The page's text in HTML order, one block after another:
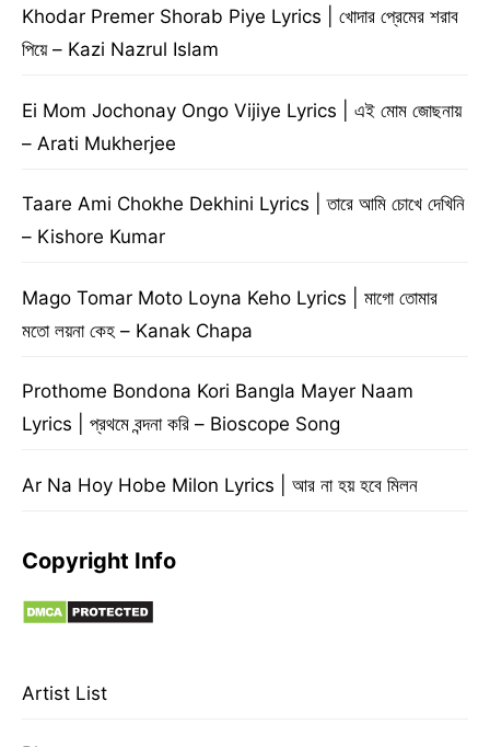
Khodar Premer Shorab Piye Lyrics | খোদার প্রেমের শরাব
পিয়ে – Kazi Nazrul Islam
Ei Mom Jochonay Ongo Vijiye Lyrics | এই মোম জোছনায়
– Arati Mukherjee
Taare Ami Chokhe Dekhini Lyrics | তারে আমি চোখে দেখিনি
– Kishore Kumar
Mago Tomar Moto Loyna Keho Lyrics | মাগো তোমার
মতো লয়না কেহ – Kanak Chapa
Prothome Bondona Kori Bangla Mayer Naam
Lyrics | প্রথমে বন্দনা করি – Bioscope Song
Ar Na Hoy Hobe Milon Lyrics | আর না হয় হবে মিলন
Copyright Info
Artist List